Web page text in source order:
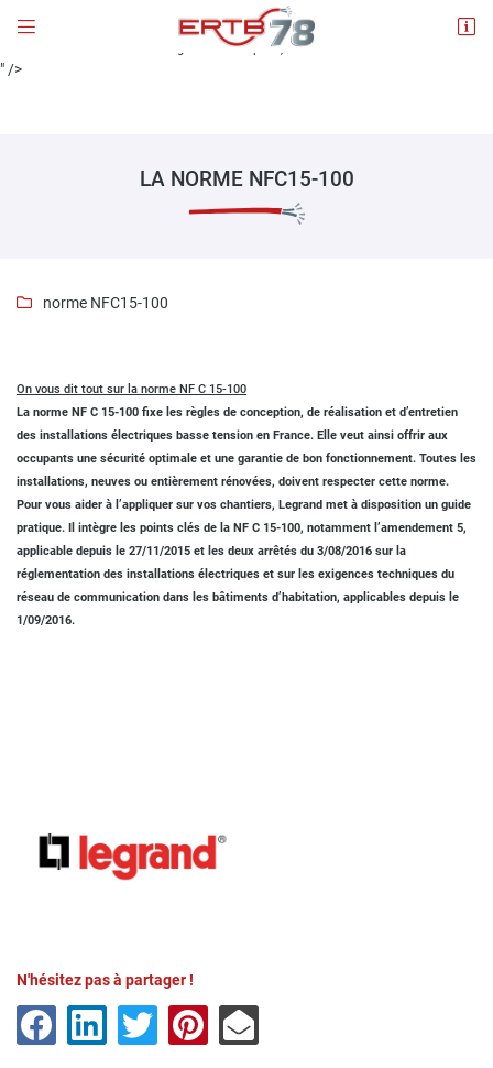
La norme NF C 15-100 fixe les règles de conception, de réalisation et d’entr...
" />
 
l'adresse email indiqué ci-dessus. Vous pouvez vous désinscrire à tout moment en
utilisant le formulaire de désinscription.
INSCRIPTION
LA NORME NFC15-100
 norme NFC15-100
On vous dit tout sur la norme NF C 15-100
La norme NF C 15-100 fixe les règles de conception, de réalisation et d’entretien
des installations électriques basse tension en France. Elle veut ainsi offrir aux
occupants une sécurité optimale et une garantie de bon fonctionnement. Toutes les
installations, neuves ou entièrement rénovées, doivent respecter cette norme.
Pour vous aider à l’appliquer sur vos chantiers, Legrand met à disposition un guide
pratique. Il intègre les points clés de la NF C 15-100, notamment l’amendement 5,
applicable depuis le 27/11/2015 et les deux arrêtés du 3/08/2016 sur la
réglementation des installations électriques et sur les exigences techniques du
réseau de communication dans les bâtiments d’habitation, applicables depuis le
1/09/2016.
N'hésitez pas à partager !